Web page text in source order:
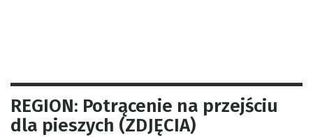
REGION: Potrącenie na przejściu
dla pieszych (ZDJĘCIA)